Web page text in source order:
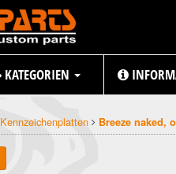
KATEGORIEN
Kennzeichenplatten Breeze naked,